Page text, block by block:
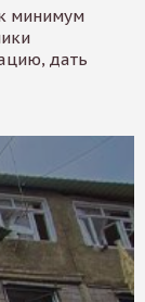
минимум
дать